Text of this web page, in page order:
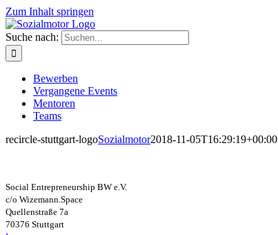
Zum Inhalt springen
Suche nach:
Bewerben
Vergangene Events
Mentoren
Teams
recircle-stuttgart-logoSozialmotor2018-11-05T16:29:19+00:00
Social Entrepreneurship BW e.V.
c/o Wizemann.Space
Quellenstraße 7a
70376 Stuttgart